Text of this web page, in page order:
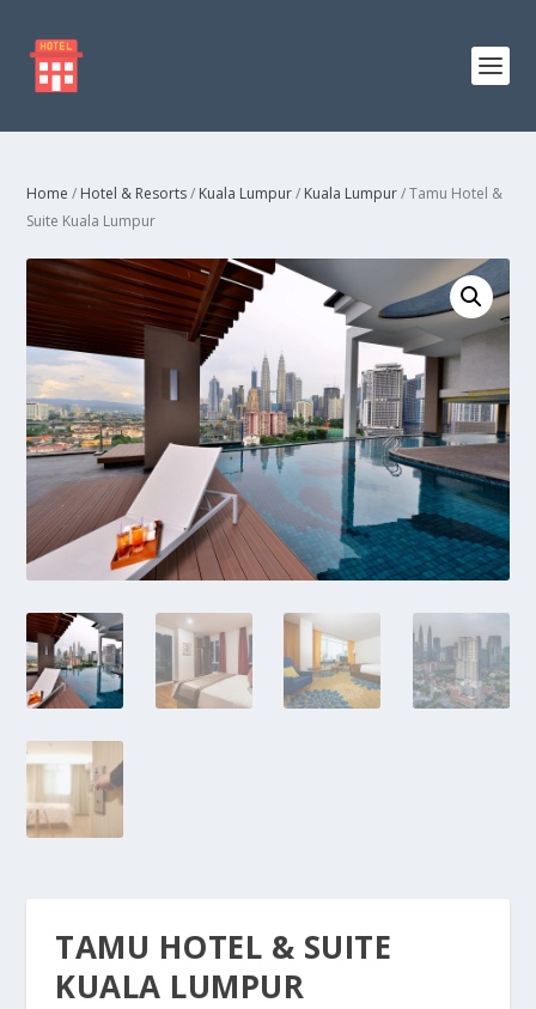
Home / Hotel & Resorts/ Kuala Lumpur/ Kuala Lumpur/ Tamu Hotel &
Suite Kuala Lumpur
TAMU HOTEL & SUITE
KUALA LUMPUR